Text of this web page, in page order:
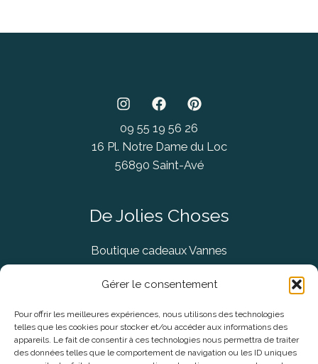
Gérer le consentement
Pour offrir les meilleures expériences, nous utilisons des technologies
telles que les cookies pour stocker et/ou accéder aux informations des
appareils. Le fait de consentir à ces technologies nous permettra de traiter
des données telles que le comportement de navigation ou les ID uniques
09 55 19 56 26
16 Pl. Notre Dame du Loc
56890 Saint-Avé
De Jolies Choses
Boutique cadeaux Vannes
Concept Store Vannes
Informations légales